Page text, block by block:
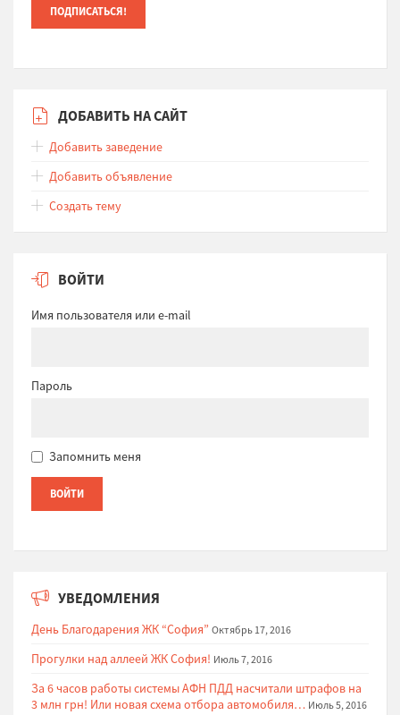
ДОБАВИТЬ НА САЙТ
Добавить заведение
Добавить объявление
Создать тему
ВОЙТИ
Имя пользователя или e-mail
Пароль
Запомнить меня
УВЕДОМЛЕНИЯ
День Благодарения ЖК “София” Октябрь 17, 2016
Прогулки над аллеей ЖК София! Июль 7, 2016
За 6 часов работы системы АФН ПДД насчитали штрафов на
3 млн грн! Или новая схема отбора автомобиля… Июль 5, 2016